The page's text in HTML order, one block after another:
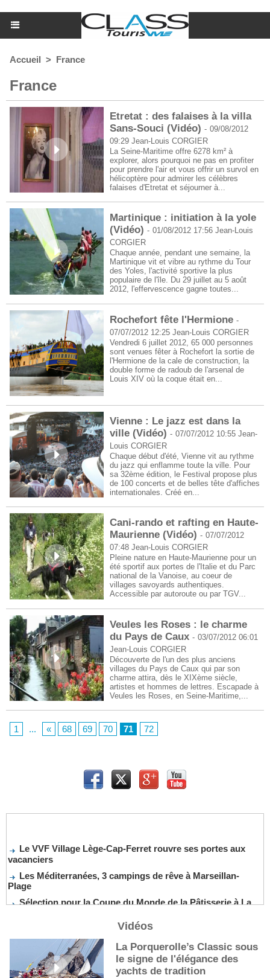
Accueil > France
France
Etretat : des falaises à la villa
Sans-Souci (Vidéo) - 09/08/2012
09:29Jean-Louis CORGIER
La Seine-Maritime offre 6278 km² à
explorer, alors pourquoi ne pas en profiter
pour prendre l'air et vous offrir un survol en
hélicoptère pour admirer les célèbres
falaises d'Etretat et séjourner à...
Martinique : initiation à la yole
(Vidéo) - 01/08/2012 17:56Jean-Louis
CORGIER
Chaque année, pendant une semaine, la
Martinique vit et vibre au rythme du Tour
des Yoles, l'activité sportive la plus
populaire de l'île. Du 29 juillet au 5 août
2012, l'effervescence gagne toutes...
Rochefort fête l'Hermione-
07/07/2012 12:25Jean-Louis CORGIER
Vendredi 6 juillet 2012, 65 000 personnes
sont venues fêter à Rochefort la sortie de
l'Hermione de la cale de construction, la
double forme de radoub de l'arsenal de
Louis XIV où la coque était en...
Vienne : Le jazz est dans la
ville (Vidéo) - 07/07/2012 10:55Jean-
Louis CORGIER
Chaque début d'été, Vienne vit au rythme
du jazz qui enflamme toute la ville. Pour
sa 32ème édition, le Festival propose plus
de 100 concerts et de belles tête d'affiches
internationales. Créé en...
Cani-rando et rafting en Haute-
Maurienne (Vidéo) - 07/07/2012
07:48Jean-Louis CORGIER
Pleine nature en Haute-Maurienne pour un
été sportif aux portes de l'Italie et du Parc
national de la Vanoise, au coeur de
villages savoyards authentiques.
Accessible par autoroute ou par TGV...
Veules les Roses : le charme
du Pays de Caux - 03/07/2012 06:01
Jean-Louis CORGIER
Découverte de l'un des plus anciens
villages du Pays de Caux qui par son
charme attira, dès le XIXème siècle,
artistes et hommes de lettres. Escapade à
Veules les Roses, en Seine-Maritime,...
1 ... « 68 69 70 71 72
Le VVF Village Lège-Cap-Ferret rouvre ses portes aux
vacanciers
Les Méditerranées, 3 campings de rêve à Marseillan-
Plage
Sélection pour la Coupe du Monde de la Pâtisserie à La
Nouvelle-Orléans
De nouveaux cocktails, stars de l’été
Les cocktails, stars de l’été
La première sélection des grappes du Guide Michelin
Vidéos
La Porquerolle’s Classic sous
le signe de l'élégance des
yachts de tradition